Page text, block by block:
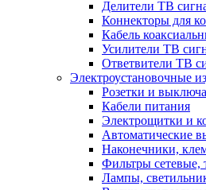
Делители ТВ
Коннекторы для
Кабель
Усилители ТВ
Ответвители ТВ
Электроустановочные
Розетки и
Кабели питания
Электрощитки и
Автоматические
Наконечники,
Фильтры сетевые,
Лампы,